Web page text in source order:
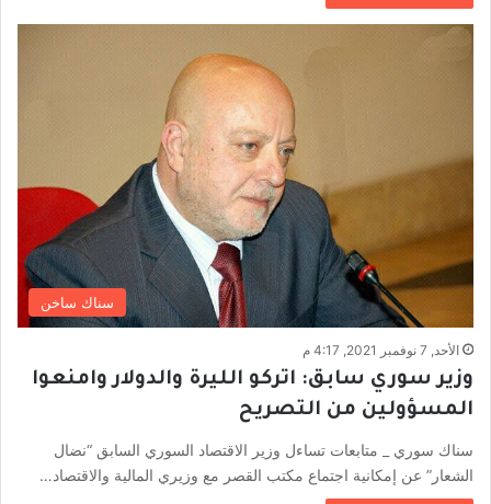
سناك ساخن
الأحد, 7 نوفمبر 2021, 4:17 م
وزير سوري سابق: اتركو الليرة والدولار وامنعوا
المسؤولين من التصريح
سناك سوري _ متابعات تساءل وزير الاقتصاد السوري السابق “نضال
الشعار” عن إمكانية اجتماع مكتب القصر مع وزيري المالية والاقتصاد…